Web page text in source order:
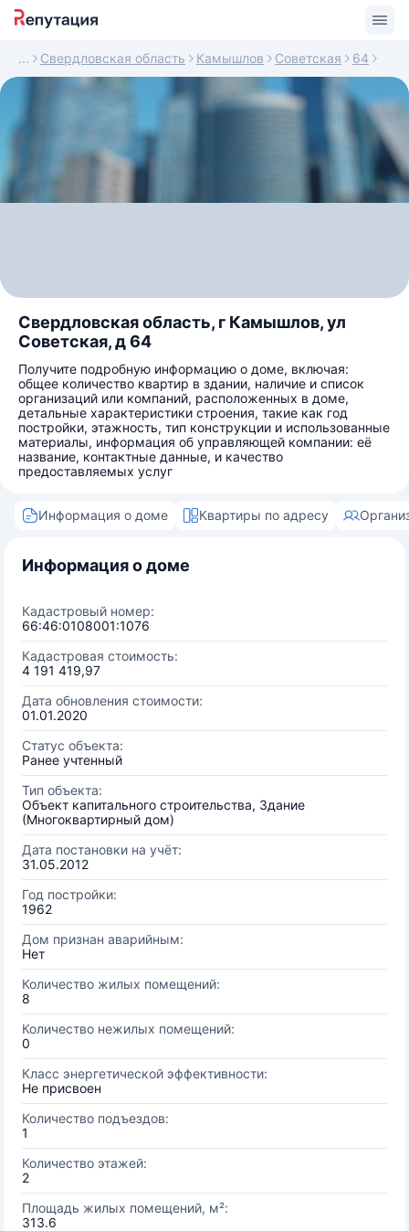
Свердловская область Камышлов Советская 64
Свердловская область, г Камышлов, ул
Советская, д 64
Получите подробную информацию о доме, включая:
общее количество квартир в здании, наличие и список
организаций или компаний, расположенных в доме,
детальные характеристики строения, такие как год
постройки, этажность, тип конструкции и использованные
материалы, информация об управляющей компании: её
название, контактные данные, и качество
предоставляемых услуг
Информация о доме Квартиры по адресу
Информация о доме
Кадастровый номер:
66:46:0108001:1076
Кадастровая стоимость:
4 191 419,97
Дата обновления стоимости:
01.01.2020
Статус объекта:
Ранее учтенный
Тип объекта:
Объект капитального строительства, Здание
(Многоквартирный дом)
Дата постановки на учёт:
31.05.2012
Год постройки:
1962
Дом признан аварийным:
Нет
Количество жилых помещений:
8
Количество нежилых помещений:
0
Класс энергетической эффективности:
Не присвоен
Количество подъездов:
1
Количество этажей:
2
Площадь жилых помещений, м²:
313.6